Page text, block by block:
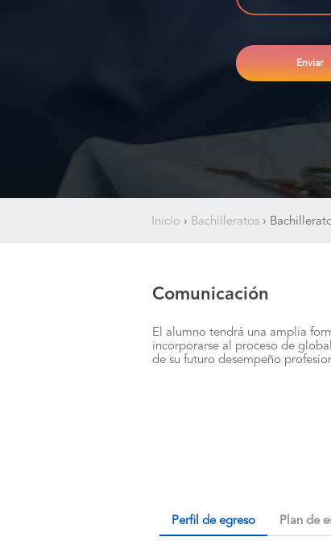
Inicio › Bachilleratos›
Comunicación
El alumno tendrá una amplia
incorporarse al proceso de
de su futuro desempeño
Perfil de egreso Plan de